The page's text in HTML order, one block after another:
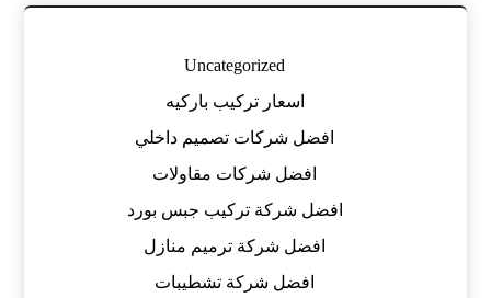
Uncategorized
اسعار تركيب باركيه
افضل شركات تصميم داخلي
افضل شركات مقاولات
افضل شركة تركيب جبس بورد
افضل شركة ترميم منازل
افضل شركة تشطيبات